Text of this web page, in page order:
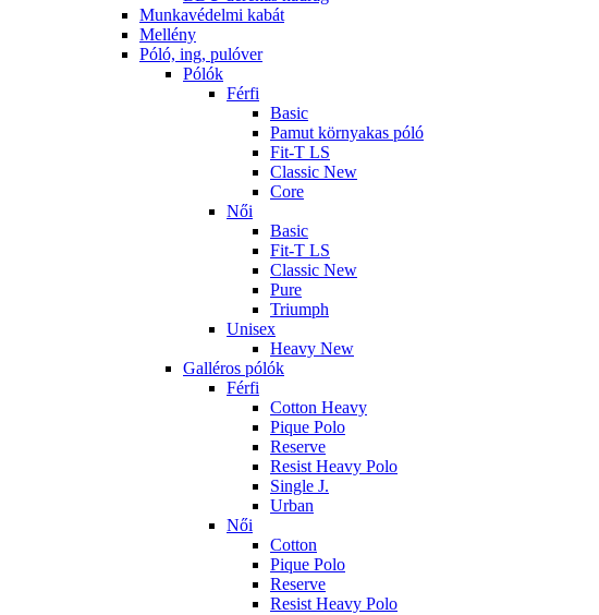
Munkavédelmi kabát
Mellény
Póló, ing, pulóver
Pólók
Férfi
Basic
Pamut környakas póló
Fit-T LS
Classic New
Core
Női
Basic
Fit-T LS
Classic New
Pure
Triumph
Unisex
Heavy New
Galléros pólók
Férfi
Cotton Heavy
Pique Polo
Reserve
Resist Heavy Polo
Single J.
Urban
Női
Cotton
Pique Polo
Reserve
Resist Heavy Polo